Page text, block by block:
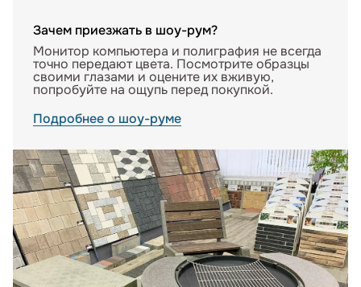
Зачем приезжать в шоу-рум?
Монитор компьютера и полиграфия не всегда
точно передают цвета. Посмотрите образцы
своими глазами и оцените их вживую,
попробуйте на ощупь перед покупкой.
Подробнее о шоу-руме